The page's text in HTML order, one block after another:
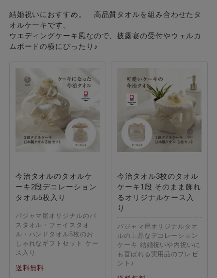
結婚祝いにおすすめ。 高品質タオルを組み合わせたタ
オルケーキです。
ウエディングケーキ風なので、披露宴の受付やウェルカ
ムボードの横にぴったり♪
今治タオルのタオルケ
ーキ2段デコレーション
タオル5枚入り
パジャマ屋オリジナルのバ
スタオル・フェイスタオ
ル・ハンドタオル5枚のお
しゃれなギフトセット ケー
ス入り
今治タオル3枚のタオル
ケーキ1段 そのまま飾れ
るオリジナルケース入
り
パジャマ屋オリジナルタオ
ルの上品なデコレーション
ケーキ 結婚祝いや内祝いに
も喜ばれる実用品のプレゼ
ント♪